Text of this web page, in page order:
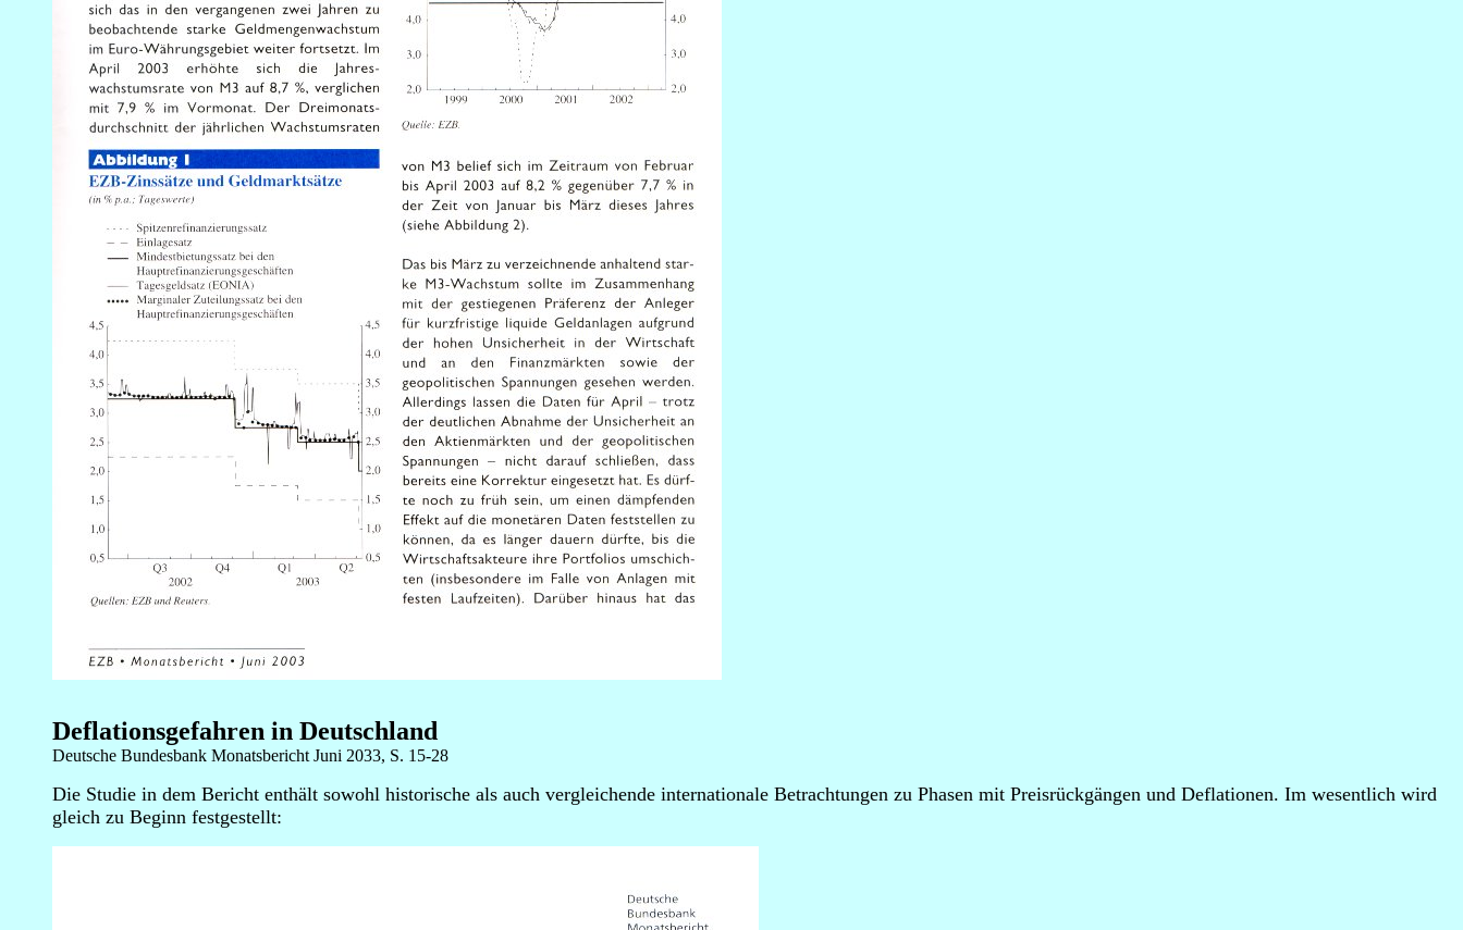
Deflationsgefahren in Deutschland
Deutsche Bundesbank Monatsbericht Juni 2033, S. 15-28
Die Studie in dem Bericht enthält sowohl historische als auch vergleichende internationale Betrachtungen zu Phasen mit Preisrückgängen und Deflationen. Im wesentlich wird
gleich zu Beginn festgestellt: